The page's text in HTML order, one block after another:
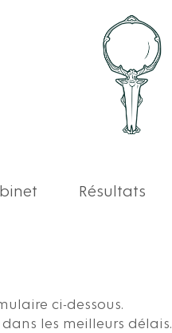
Résultats
ci-dessous.
les meilleurs délais.